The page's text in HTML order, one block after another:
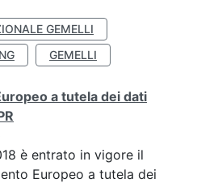
GEMELLI
GEMELLI
a tutela dei dati
è entrato in vigore il
Europeo a tutela dei